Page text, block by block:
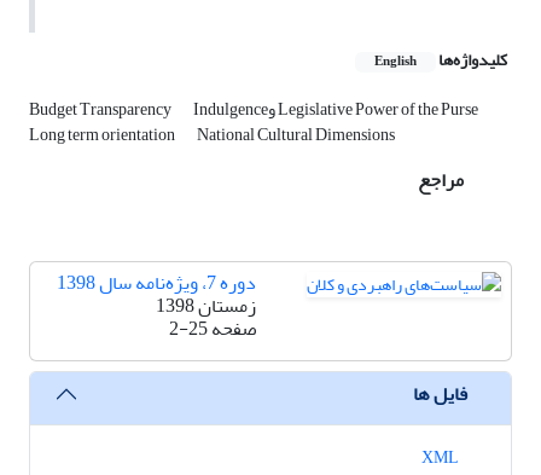
کلیدواژه‌ها English
Budget Transparency Indulgenceو Legislative Power of the Purse
Long term orientation National Cultural Dimensions
مراجع
دوره 7، ویژه‌نامه سال 1398
زمستان 1398
صفحه2-25
فایل ها